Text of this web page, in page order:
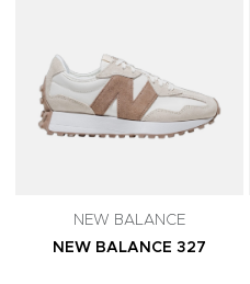
NEW BALANCE
NEW BALANCE 327